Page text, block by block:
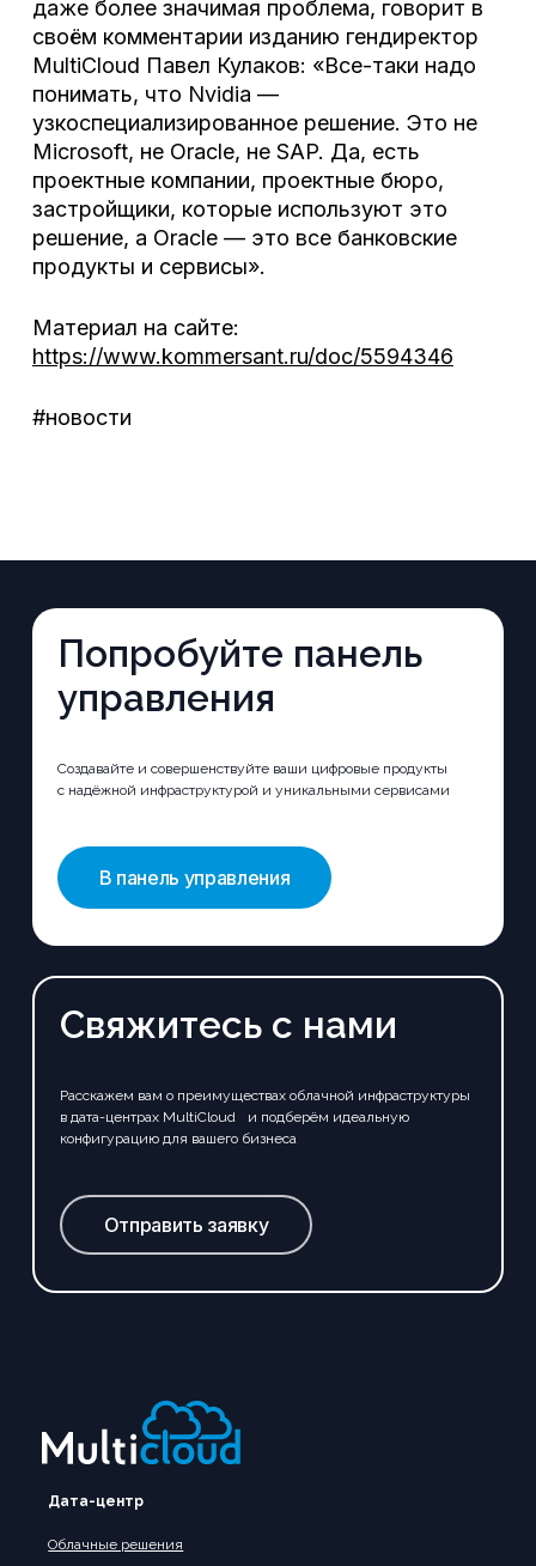
даже более значимая проблема, говорит в
своём комментарии изданию гендиректор
MultiCloud Павел Кулаков: «Все-таки надо
понимать, что Nvidia —
узкоспециализированное решение. Это не
Microsoft, не Oracle, не SAP. Да, есть
проектные компании, проектные бюро,
застройщики, которые используют это
решение, а Oracle — это все банковские
продукты и сервисы».
Материал на сайте:
https://www.kommersant.ru/doc/5594346
#новости
Попробуйте панель
управления
Создавайте и совершенствуйте ваши цифровые продукты
с надёжной инфраструктурой и уникальными сервисами
В панель управления
Свяжитесь с нами
Расскажем вам о преимуществах облачной инфраструктуры
в дата-центрах MultiCloud и подберём идеальную
конфигурацию для вашего бизнеса
Отправить заявку
Дата-центр
Облачные решения